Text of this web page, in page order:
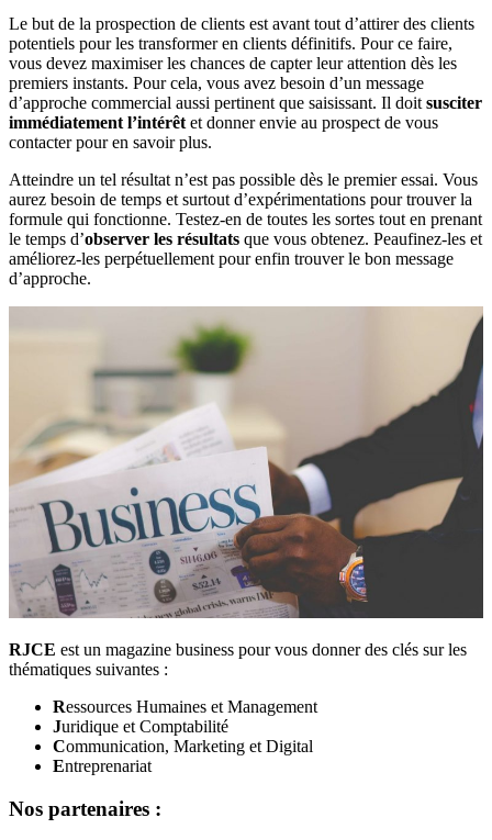
Le but de la prospection de clients est avant tout d’attirer des clients
potentiels pour les transformer en clients définitifs. Pour ce faire,
vous devez maximiser les chances de capter leur attention dès les
premiers instants. Pour cela, vous avez besoin d’un message
d’approche commercial aussi pertinent que saisissant. Il doit susciter
immédiatement l’intérêt et donner envie au prospect de vous
contacter pour en savoir plus.
Atteindre un tel résultat n’est pas possible dès le premier essai. Vous
aurez besoin de temps et surtout d’expérimentations pour trouver la
formule qui fonctionne. Testez-en de toutes les sortes tout en prenant
le temps d’observer les résultats que vous obtenez. Peaufinez-les et
améliorez-les perpétuellement pour enfin trouver le bon message
d’approche.
RJCE est un magazine business pour vous donner des clés sur les
thématiques suivantes :
Ressources Humaines et Management
Juridique et Comptabilité
Communication, Marketing et Digital
Entreprenariat
Nos partenaires :